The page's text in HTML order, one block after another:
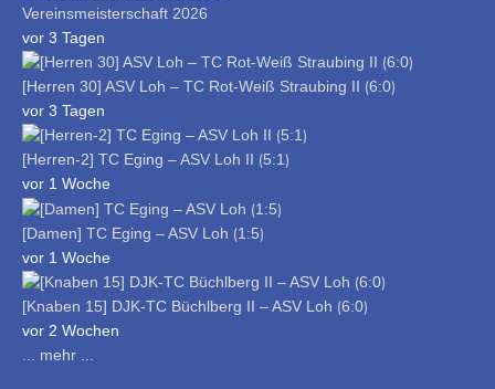
Vereinsmeisterschaft 2026
vor 3 Tagen
[Herren 30] ASV Loh – TC Rot-Weiß Straubing II ⟮6:0⟯
vor 3 Tagen
[Herren-2] TC Eging – ASV Loh II ⟮5:1⟯
vor 1 Woche
[Damen] TC Eging – ASV Loh ⟮1:5⟯
vor 1 Woche
[Knaben 15] DJK-TC Büchlberg II – ASV Loh ⟮6:0⟯
vor 2 Wochen
... mehr ...